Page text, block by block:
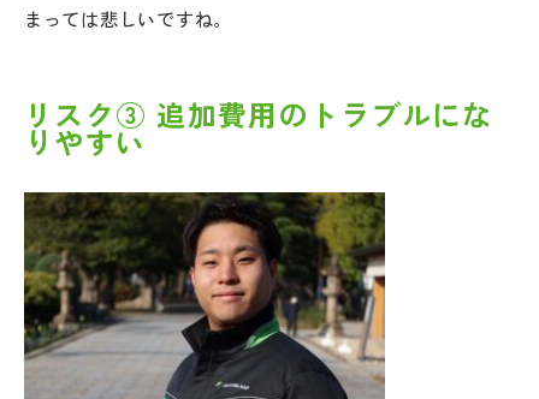
まっては悲しいですね。
リスク③ 追加費用のトラブルにな
りやすい